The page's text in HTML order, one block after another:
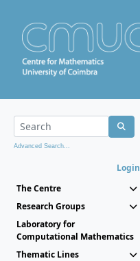
Advanced Search...
Login
The Centre
Research Groups
Laboratory for
Computational Mathematics
Thematic Lines